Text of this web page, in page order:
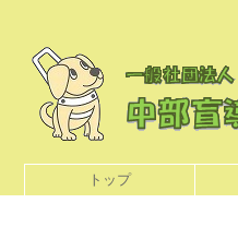
トップ